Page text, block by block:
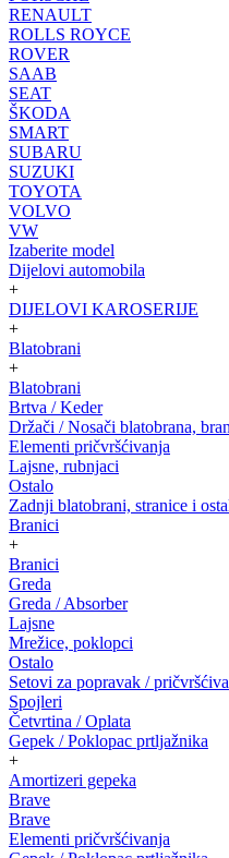
RENAULT
ROLLS ROYCE
ROVER
SAAB
SEAT
ŠKODA
SMART
SUBARU
SUZUKI
TOYOTA
VOLVO
VW
Izaberite model
Dijelovi automobila
+
DIJELOVI KAROSERIJE
+
Blatobrani
+
Blatobrani
Brtva / Keder
Držači / Nosači blatobrana,
Elementi pričvršćivanja
Lajsne, rubnjaci
Ostalo
Zadnji blatobrani, stranice i
Branici
+
Branici
Greda
Greda / Absorber
Lajsne
Mrežice, poklopci
Ostalo
Setovi za popravak /
Spojleri
Četvrtina / Oplata
Gepek / Poklopac prtljažnika
+
Amortizeri gepeka
Brave
Brave
Elementi pričvršćivanja